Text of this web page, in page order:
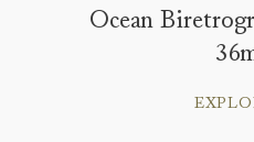
Ocean